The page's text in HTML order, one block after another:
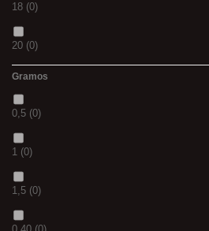
42(0)
23(0)
38(0)
15(0)
69(0)
109
(0)
(0)
14MM
500
600
700
18 (0)
20 (0)
(0)
(0)
(0)
Gramos
0,5 (0)
1 (0)
1,5 (0)